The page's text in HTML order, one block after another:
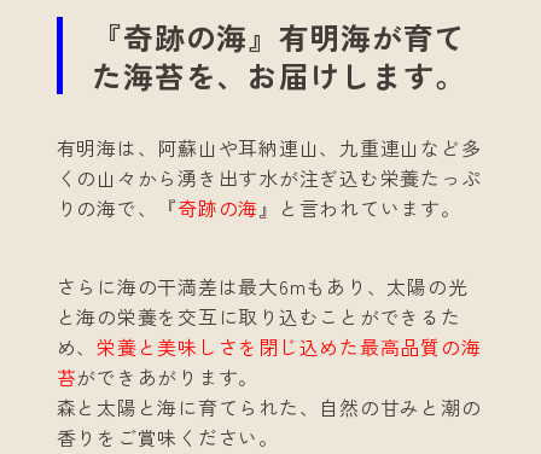
『奇跡の海』有明海が育て
た海苔を、お届けします。
有明海は、阿蘇山や耳納連山、九重連山など多
くの山々から湧き出す水が注ぎ込む栄養たっぷ
りの海で、『奇跡の海』と言われています。
さらに海の干満差は最大6mもあり、太陽の光
と海の栄養を交互に取り込むことができるた
め、栄養と美味しさを閉じ込めた最高品質の海
苔ができあがります。
森と太陽と海に育てられた、自然の甘みと潮の
香りをご賞味ください。